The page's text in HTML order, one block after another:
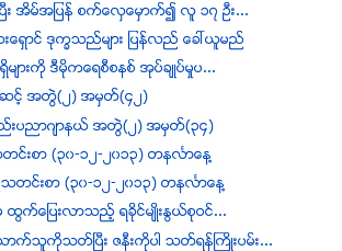
ပီး အိမ္အျပန္ စက္ေလွေမွာက္၍ လူ ၁၇ ဦး...
ေရွာင္ ဒုကၡသည္မ်ား ျပန္လည္ ေခၚယူမည္
ရွိမ်ားကို ဒီမိုကေရစီစနစ္ အုပ္ခ်ဳပ္မႈပ...
ဆင့္ အတြဲ(၂) အမွတ္(၄၂)
ည္းပညာဂ်ာနယ္ အတြဲ(၂) အမွတ္(၃၄)
င္းစာ (၃၀-၁၂-၂၀၁၃) တနလၤာေန႔
တင္းစာ (၃၀-၁၂-၂၀၁၃) တနလၤာေန႔
ထြက္ေျပးလာသည့္ ရခိုင္မ်ဳိးႏြယ္စုဝင္...
သူကုိသတ္ၿပီး ဇနီးကုိပါ သတ္ရန္ႀကိဳးပမ္း...